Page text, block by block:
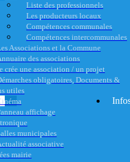
Liste des professionnels
Les producteurs locaux
Compétences communales
Compétences intercommunales
Associations et la Commune
des associations
crée une association / un projet
obligatoires, Documents &
utiles
affichage
municipales
associative
mairie